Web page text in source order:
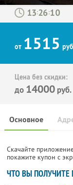
: :
от 1515
Цена без скидки:
до 14000 руб.
Основное
Скачайте
покажите купон с
ЧТО ВЫ ПОЛУЧИТЕ